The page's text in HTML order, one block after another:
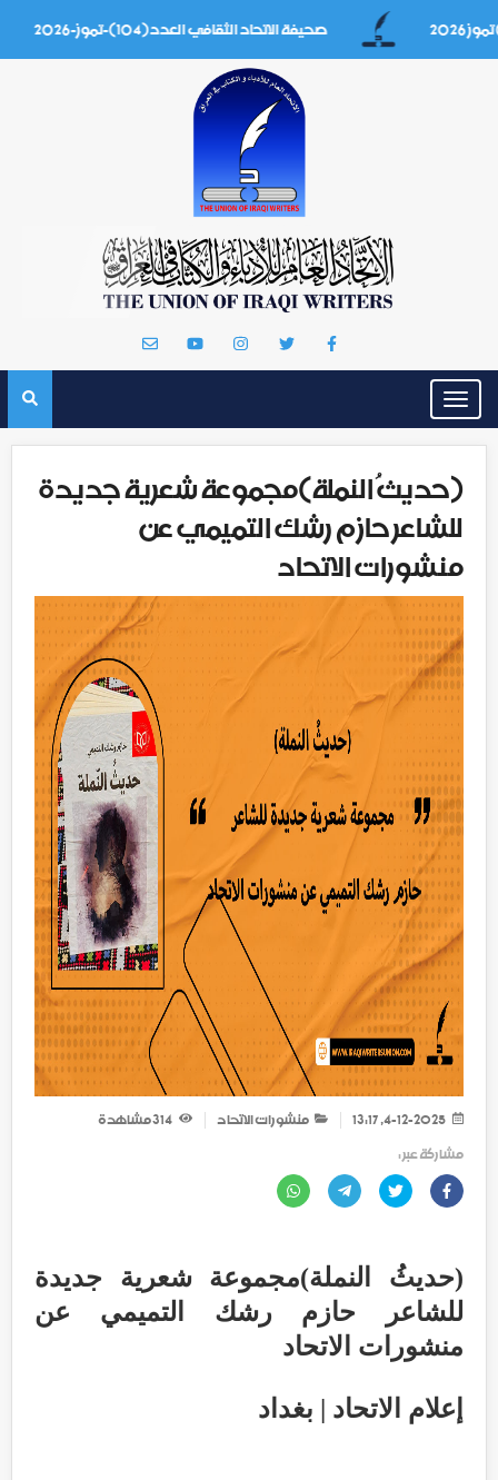
صحيفة الاتحاد الثقافي العدد(104)-تموز-2026
Toggle
navigation
(حديثُ النملة)مجموعة شعرية جديدة
للشاعر حازم رشك التميمي عن
منشورات الاتحاد
منشورات الاتحاد 314
مشاهدة
مشاركة عبر :
(حديثُ النملة)مجموعة شعرية جديدة
للشاعر حازم رشك التميمي عن
منشورات الاتحاد
إعلام الاتحاد | بغداد